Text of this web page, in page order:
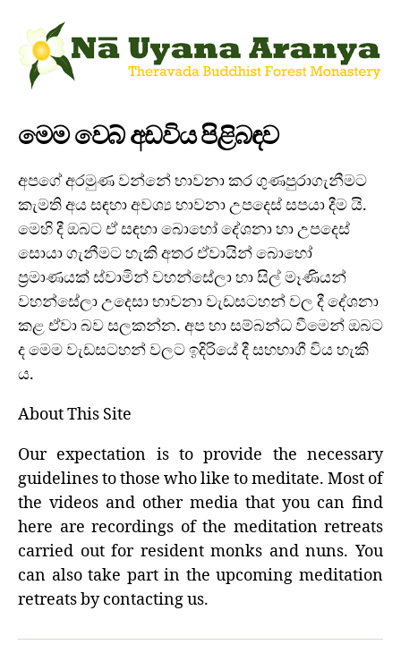
මෙම වෙබ් අඩවිය පිළිබඳව
අපගේ අරමුණ වන්නේ භාවනා කර ගුණපුරාගැනීමට
කැමති අය සඳහා අවශ්‍ය භාවනා උපදෙස් සපයා දීම යි.
මෙහි දී ඔබට ඒ සඳහා බොහෝ දේශනා හා උපදෙස්
සොයා ගැනීමට හැකි අතර ඒවායින් බොහෝ
ප්‍රමාණයක් ස්වාමින් වහන්සේලා හා සිල් මෑණියන්
වහන්සේලා උදෙසා භාවනා වැඩසටහන් වල දී දේශනා
කළ ඒවා බව සලකන්න. අප හා සම්බන්ධ වීමෙන් ඔබට
ද මෙම වැඩසටහන් වලට ඉදිරියේ දී සහභාගී විය හැකි
ය.
About This Site
Our expectation is to provide the necessary
guidelines to those who like to meditate. Most of
the videos and other media that you can find
here are recordings of the meditation retreats
carried out for resident monks and nuns. You
can also take part in the upcoming meditation
retreats by contacting us.